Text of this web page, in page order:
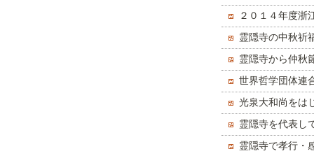
て、式辞を述べ
２０１４年度浙
ずる
霊隠寺の中秋祈
霊隠寺から仲秋
世界哲学団体連
光泉大和尚をは
ーマンスする
霊隠寺を代表し
域予選会」に出
霊隠寺で孝行・